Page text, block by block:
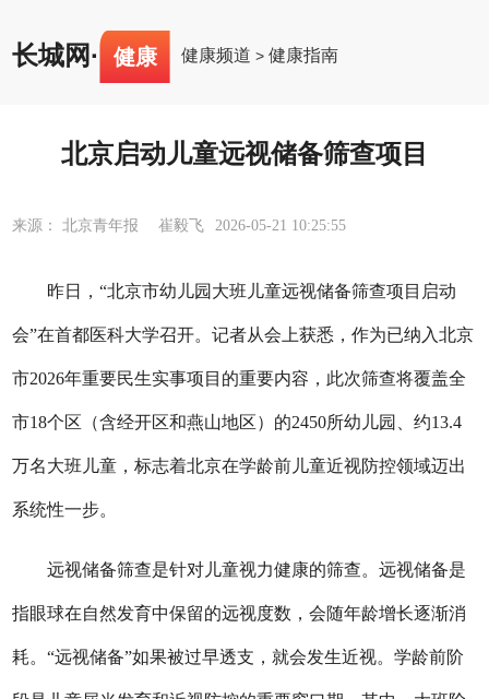
长城网· 健康 健康频道 >健康指南
北京启动儿童远视储备筛查项目
来源： 北京青年报 崔毅飞 2026-05-21 10:25:55
昨日，“北京市幼儿园大班儿童远视储备筛查项目启动
会”在首都医科大学召开。记者从会上获悉，作为已纳入北京
市2026年重要民生实事项目的重要内容，此次筛查将覆盖全
市18个区（含经开区和燕山地区）的2450所幼儿园、约13.4
万名大班儿童，标志着北京在学龄前儿童近视防控领域迈出
系统性一步。
远视储备筛查是针对儿童视力健康的筛查。远视储备是
指眼球在自然发育中保留的远视度数，会随年龄增长逐渐消
耗。“远视储备”如果被过早透支，就会发生近视。学龄前阶